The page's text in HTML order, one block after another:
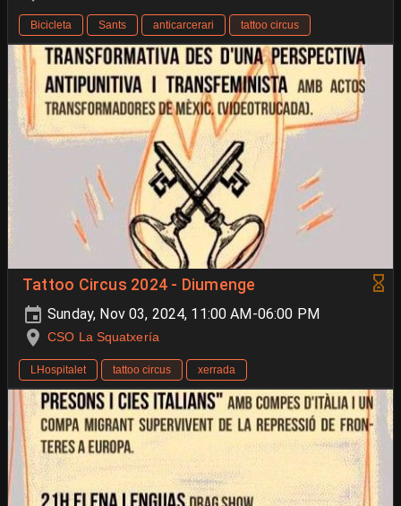
Bicicleta Sants anticarcerari tattoo circus
Tattoo Circus 2024 - Diumenge
Sunday, Nov 03, 2024, 11:00 AM-06:00 PM
CSO La Squatxería
LHospitalet tattoo circus xerrada